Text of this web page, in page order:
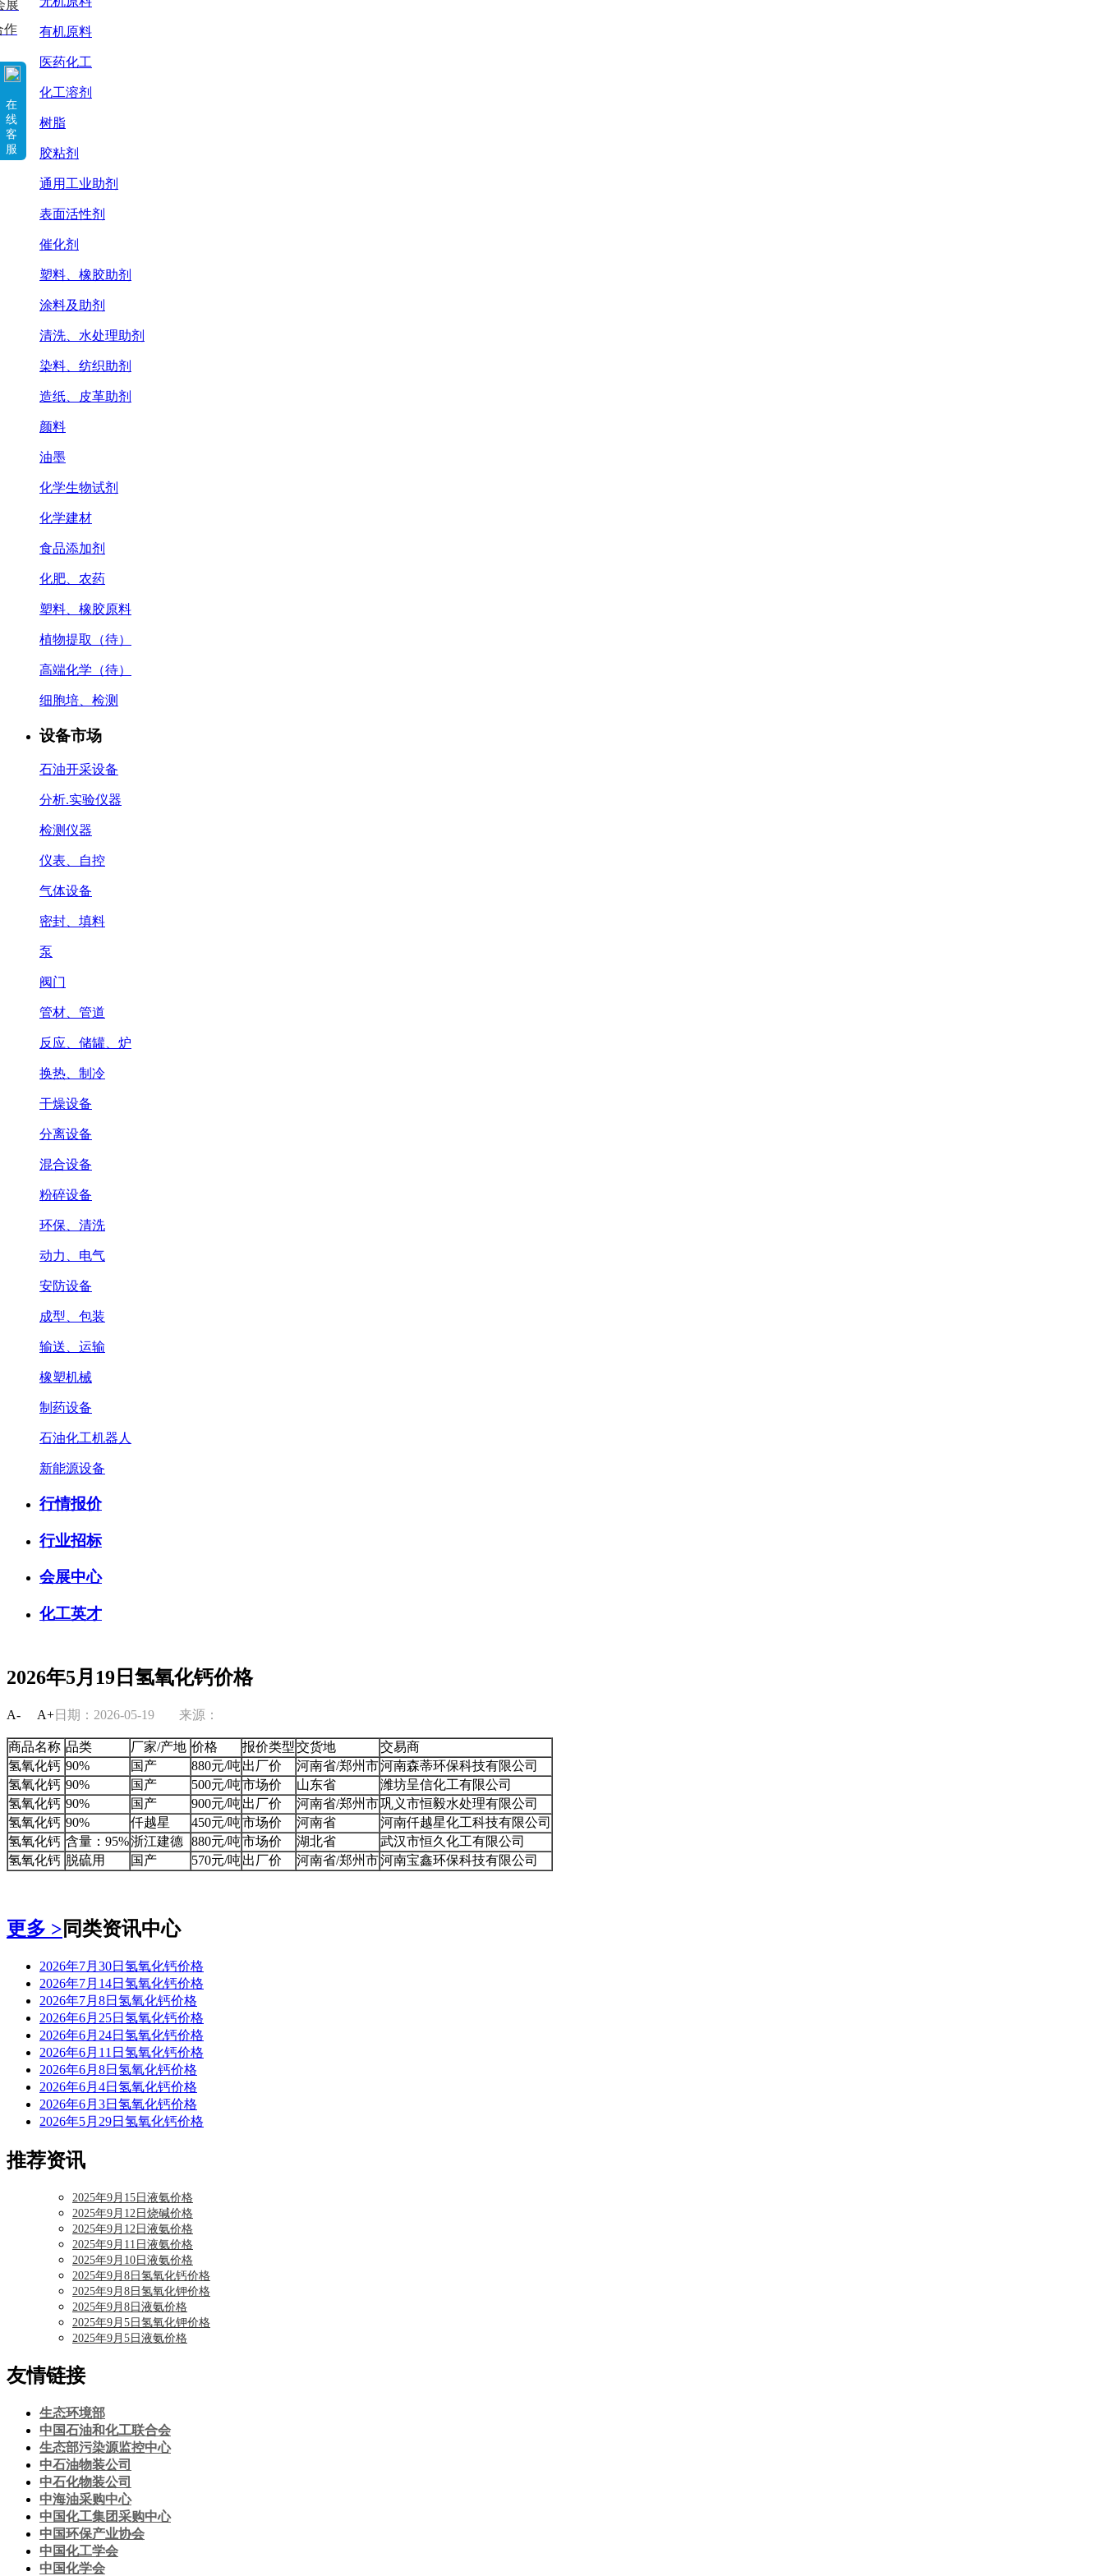
有机原料
医药化工
化工溶剂
树脂
胶粘剂
通用工业助剂
表面活性剂
催化剂
塑料、橡胶助剂
涂料及助剂
清洗、水处理助剂
染料、纺织助剂
造纸、皮革助剂
颜料
油墨
化学生物试剂
化学建材
食品添加剂
化肥、农药
塑料、橡胶原料
植物提取（待）
高端化学（待）
细胞培、检测
设备市场
石油开采设备
分析.实验仪器
检测仪器
仪表、自控
气体设备
密封、填料
泵
阀门
管材、管道
反应、储罐、炉
换热、制冷
干燥设备
分离设备
混合设备
粉碎设备
环保、清洗
动力、电气
安防设备
成型、包装
输送、运输
橡塑机械
制药设备
石油化工机器人
新能源设备
行情报价
行业招标
会展中心
化工英才
展
作
在
线
客
服
2026年5月19日氢氧化钙价格
A- A+日期：2026-05-19 来源：
商品名称 品类 厂家/产地 价格 报价类型交货地
交易商
氢氧化钙 90% 国产 880元/吨出厂价 河南省/郑州市河南森蒂环保科技有限公司
氢氧化钙 90% 国产 500元/吨市场价 山东省
潍坊呈信化工有限公司
氢氧化钙 90% 国产 900元/吨出厂价 河南省/郑州市巩义市恒毅水处理有限公司
氢氧化钙 90% 仟越星 450元/吨市场价 河南省
河南仟越星化工科技有限公司
氢氧化钙 含量：95%浙江建德 880元/吨市场价 湖北省
武汉市恒久化工有限公司
氢氧化钙 脱硫用 国产 570元/吨出厂价 河南省/郑州市河南宝鑫环保科技有限公司
更多 >同类资讯中心
2026年7月30日氢氧化钙价格
2026年7月14日氢氧化钙价格
2026年7月8日氢氧化钙价格
2026年6月25日氢氧化钙价格
2026年6月24日氢氧化钙价格
2026年6月11日氢氧化钙价格
2026年6月8日氢氧化钙价格
2026年6月4日氢氧化钙价格
2026年6月3日氢氧化钙价格
2026年5月29日氢氧化钙价格
推荐资讯
2025年9月15日液氨价格
2025年9月12日烧碱价格
2025年9月12日液氨价格
2025年9月11日液氨价格
2025年9月10日液氨价格
2025年9月8日氢氧化钙价格
2025年9月8日氢氧化钾价格
2025年9月8日液氨价格
2025年9月5日氢氧化钾价格
2025年9月5日液氨价格
友情链接
生态环境部
中国石油和化工联合会
生态部污染源监控中心
中石油物装公司
中石化物装公司
中海油采购中心
中国化工集团采购中心
中国环保产业协会
中国化工学会
中国化学会